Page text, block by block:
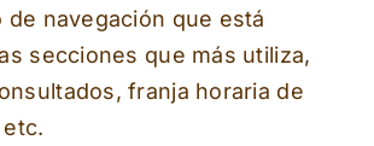
de navegación que está
secciones que más utiliza,
franja horaria de